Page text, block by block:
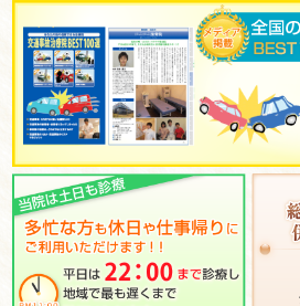
▲日祝：9:00～11:30
休診日：日・祝の午後
※不定休あり